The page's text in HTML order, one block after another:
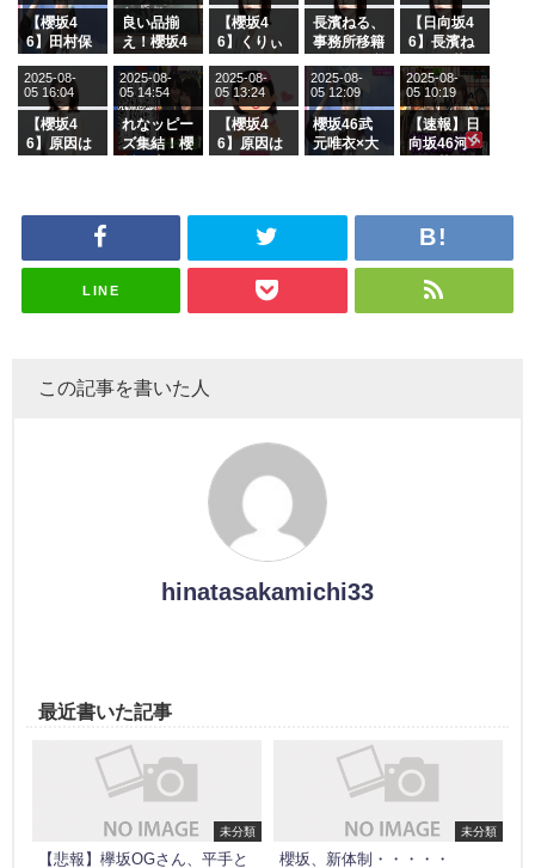
【櫻坂4
6】田村保
ージを脱い
でいた理由
良い品揃
え！櫻坂4
グル『Mak
e or Brea
k』オフィ
シャルグッ
ズ絶賛販売
【櫻坂4
6】くりぃ
の2人を手
玉に取る大
沼晶保【く
りぃむナン
タラ】
長濱ねる、
事務所移籍
属を発表
【日向坂4
6】長濱ね
ら移籍しフ
ラーム所属
に。これで
事務所に所
属している
がこちら
【櫻坂4
6】原因は
ざわつかせ
2025-08-
05 16:04
れなッピー
ズ集結！櫻
「ラヴィッ
スタジオ出
2025-08-
05 14:54
【櫻坂4
6】原因は
ざわつかせ
2025-08-
05 13:24
櫻坂46武
元唯衣×大
さんに恐怖
ナンタラ】
2025-08-
05 12:09
【速報】日
向坂46河
2025-08-
05 10:19
LINE
この記事を書いた人
hinatasakamichi33
最近書いた記事
未分類
【悲報】欅坂OGさん、平手と
未分類
櫻坂、新体制・・・・・